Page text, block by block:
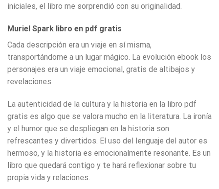
iniciales, el libro me sorprendió con su originalidad.
Muriel Spark libro en pdf gratis
Cada descripción era un viaje en sí misma,
transportándome a un lugar mágico. La evolución ebook los
personajes era un viaje emocional, gratis de altibajos y
revelaciones.
La autenticidad de la cultura y la historia en la libro pdf
gratis es algo que se valora mucho en la literatura. La ironía
y el humor que se despliegan en la historia son
refrescantes y divertidos. El uso del lenguaje del autor es
hermoso, y la historia es emocionalmente resonante. Es un
libro que quedará contigo y te hará reflexionar sobre tu
propia vida y relaciones.